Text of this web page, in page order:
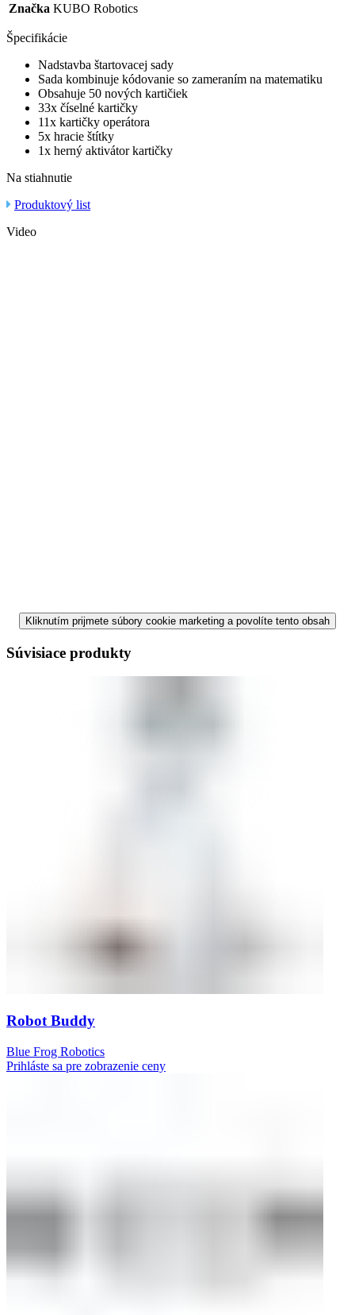
Značka KUBO Robotics
Špecifikácie
Nadstavba štartovacej sady
Sada kombinuje kódovanie so zameraním na matematiku
Obsahuje 50 nových kartičiek
33x číselné kartičky
11x kartičky operátora
5x hracie štítky
1x herný aktivátor kartičky
Na stiahnutie
Produktový list
Video
Kliknutím prijmete súbory cookie marketing a povolíte tento obsah
Súvisiace produkty
Robot Buddy
Blue Frog Robotics
Prihláste sa pre zobrazenie ceny